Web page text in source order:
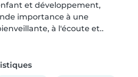
et développement,
importance à une
à l'écoute et..